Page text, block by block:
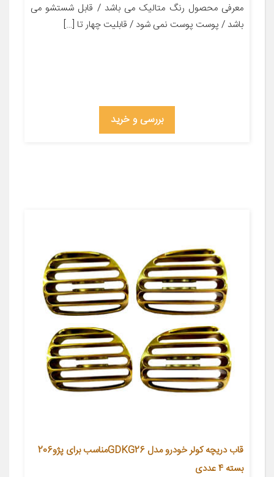
معرفی محصول رنگ متالیک می باشد / قابل شستشو می
باشد / پوست پوست نمی شود / قابلیت چهار تا […]
بررسی و خرید
قاب دریچه کولر خودرو مدل GDKG26مناسب برای پژو206
بسته 4 عددی